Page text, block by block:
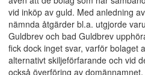
vid inköp av guld. Med anledning
nämnda åtgärder bl.a. utgjorde
Guldbrev och bad Guldbrev
fick dock inget svar, varför bolaget
alternativt skiljeförfarande och vid
också överföring av domännamnet.